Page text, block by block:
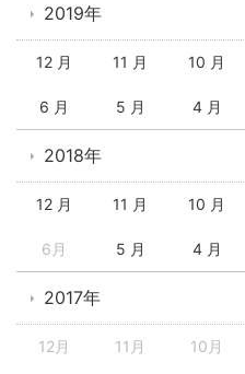
2019年
12 月 11 月 10 月
6 月 5 月 4 月
2018年
12 月 11 月 10 月
6月 5 月 4 月
2017年
12月 11月 10月